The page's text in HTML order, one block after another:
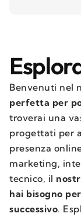
Benvenuti nel
perfetta per
troverai una
progettati per
presenza
marketing,
tecnico, il
hai bisogno
successivo.